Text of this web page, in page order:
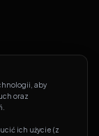
aby
oraz
ich użycie (z